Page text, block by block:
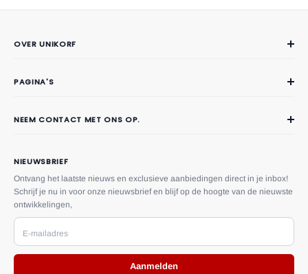
OVER UNIKORF
Contact
PAGINA'S
Privacy
Herroepingsrecht
Algemene voorwaarden
Betalings voorwaarden
NIEUWSBRIEF
Ontvang het laatste nieuws en exclusieve aanbiedingen direct in je inbox!
Schrijf je nu in voor onze nieuwsbrief en blijf op de hoogte van de nieuwste
ontwikkelingen,
E-mailadres
Aanmelden
NEEM CONTACT MET ONS OP.
Adres:
Driestweg 10, 8071 BT
Nunspeet, Gelderland, Nederland
U kunt ons ook een bericht sturen via het